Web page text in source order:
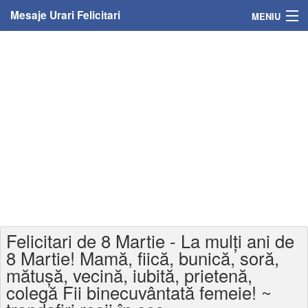
Mesaje Urari Felicitari MENIU
Felicitari varsta
Felicitari zilele anului
Felicitari de 8 Martie - La mulţi ani de
8 Martie! Mamă, fiică, bunică, soră,
mătușă, vecină, iubită, prietenă,
colegă Fii binecuvântată femeie! ~